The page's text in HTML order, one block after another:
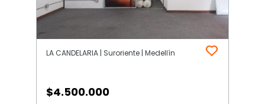
LA CANDELARIA | Suroriente | Medellín
$4.500.000